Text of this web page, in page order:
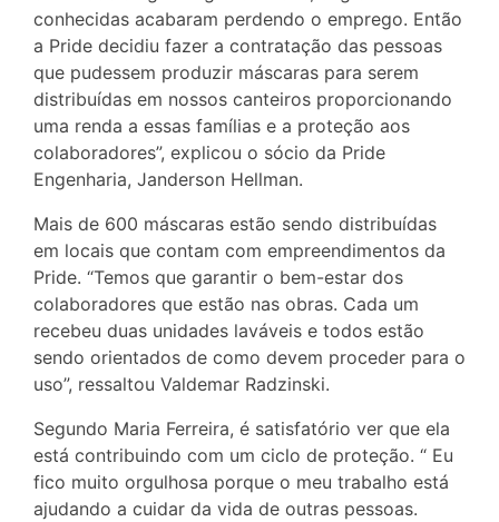
conhecidas acabaram perdendo o emprego. Então
a Pride decidiu fazer a contratação das pessoas
que pudessem produzir máscaras para serem
distribuídas em nossos canteiros proporcionando
uma renda a essas famílias e a proteção aos
colaboradores”, explicou o sócio da Pride
Engenharia, Janderson Hellman.
Mais de 600 máscaras estão sendo distribuídas
em locais que contam com empreendimentos da
Pride. “Temos que garantir o bem-estar dos
colaboradores que estão nas obras. Cada um
recebeu duas unidades laváveis e todos estão
sendo orientados de como devem proceder para o
uso”, ressaltou Valdemar Radzinski.
Segundo Maria Ferreira, é satisfatório ver que ela
está contribuindo com um ciclo de proteção. “ Eu
fico muito orgulhosa porque o meu trabalho está
ajudando a cuidar da vida de outras pessoas.